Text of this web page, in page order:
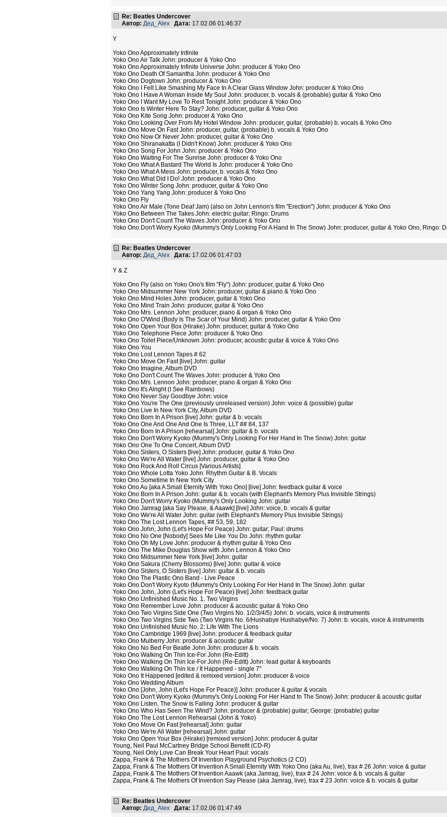
Re: Beatles Undercover
Автор: Дед_Alex Дата: 17.02.06 01:46:37
Y
Yoko Ono Approximately Infinite
Yoko Ono Air Talk John: producer & Yoko Ono
Yoko Ono Approximately Infinite Universe John: producer & Yoko Ono
Yoko Ono Death Of Samantha John: producer & Yoko Ono
Yoko Ono Dogtown John: producer & Yoko Ono
Yoko Ono I Felt Like Smashing My Face In A Clear Glass Window John: producer & Yoko Ono
Yoko Ono I Have A Woman Inside My Soul John: producer, b. vocals & (probable) guitar & Yoko Ono
Yoko Ono I Want My Love To Rest Tonight John: producer & Yoko Ono
Yoko Ono Is Winter Here To Stay? John: producer, guitar & Yoko Ono
Yoko Ono Kite Song John: producer & Yoko Ono
Yoko Ono Looking Over From My Hotel Window John: producer, guitar, (probable) b. vocals & Yoko Ono
Yoko Ono Move On Fast John: producer, guitar, (probable) b. vocals & Yoko Ono
Yoko Ono Now Or Never John: producer, guitar & Yoko Ono
Yoko Ono Shiranakatta (I Didn't Know) John: producer & Yoko Ono
Yoko Ono Song For John John: producer & Yoko Ono
Yoko Ono Waiting For The Sunrise John: producer & Yoko Ono
Yoko Ono What A Bastard The World Is John: producer & Yoko Ono
Yoko Ono What A Mess John: producer, b. vocals & Yoko Ono
Yoko Ono What Did I Do! John: producer & Yoko Ono
Yoko Ono Winter Song John: producer, guitar & Yoko Ono
Yoko Ono Yang Yang John: producer & Yoko Ono
Yoko Ono Fly
Yoko Ono Air Male (Tone Deaf Jam) (also on John Lennon's film "Erection") John: producer & Yoko Ono
Yoko Ono Between The Takes John: electric guitar; Ringo: Drums
Yoko Ono Don't Count The Waves John: producer & Yoko Ono
Yoko Ono Don't Worry Kyoko (Mummy's Only Looking For A Hand In The Snow) John: producer, guitar & Yoko Ono, Ringo:
Re: Beatles Undercover
Автор: Дед_Alex Дата: 17.02.06 01:47:03
Y & Z
Yoko Ono Fly (also on Yoko Ono's film "Fly") John: producer, guitar & Yoko Ono
Yoko Ono Midsummer New York John: producer, guitar & piano & Yoko Ono
Yoko Ono Mind Holes John: producer, guitar & Yoko Ono
Yoko Ono Mind Train John: producer, guitar & Yoko Ono
Yoko Ono Mrs. Lennon John: producer, piano & organ & Yoko Ono
Yoko Ono O'Wind (Body Is The Scar of Your Mind) John: producer, guitar & Yoko Ono
Yoko Ono Open Your Box (Hirake) John: producer, guitar & Yoko Ono
Yoko Ono Telephone Piece John: producer & Yoko Ono
Yoko Ono Toilet Piece/Unknown John: producer, acoustic guitar & voice & Yoko Ono
Yoko Ono You
Yoko Ono Lost Lennon Tapes # 62
Yoko Ono Move On Fast [live] John: guitar
Yoko Ono Imagine, Album DVD
Yoko Ono Don't Count The Waves John: producer & Yoko Ono
Yoko Ono Mrs. Lennon John: producer, piano & organ & Yoko Ono
Yoko Ono It's Alright (I See Rainbows)
Yoko Ono Never Say Goodbye John: voice
Yoko Ono You're The One (previously unreleased version) John: voice & (possible) guitar
Yoko Ono Live In New York City, Album DVD
Yoko Ono Born In A Prison [live] John: guitar & b. vocals
Yoko Ono One And One And One Is Three, LLT ## 84, 137
Yoko Ono Born In A Prison [rehearsal] John: guitar & b. vocals
Yoko Ono Don't Worry Kyoko (Mummy's Only Looking For Her Hand In The Snow) John: guitar
Yoko Ono One To One Concert, Album DVD
Yoko Ono Sisters, О Sisters [live] John: producer, guitar & Yoko Ono
Yoko Ono We're All Water [live] John: producer, guitar & Yoko Ono
Yoko Ono Rock And Roll Circus [Various Artists]
Yoko Ono Whole Lotta Yoko John: Rhythm Guitar & B. Vocals
Yoko Ono Sometime In New York City
Yoko Ono Au [aka A Small Eternity With Yoko Ono] [live] John: feedback guitar & voice
Yoko Ono Born In A Prison John: guitar & b. vocals (with Elephant's Memory Plus Invisible Strings)
Yoko Ono Don't Worry Kyoko (Mummy's Only Looking John: guitar
Yoko Ono Jamrag [aka Say Please, & Aaawk] [live] John: voice, b. vocals & guitar
Yoko Ono We're All Water John: guitar (with Elephant's Memory Plus Invisible Strings)
Yoko Ono The Lost Lennon Tapes, ## 53, 59, 182
Yoko Ono John, John (Let's Hope For Peace) John: guitar; Paul: drums
Yoko Ono No One [Nobody] Sees Me Like You Do John: rhythm guitar
Yoko Ono Oh My Love John: producer & rhythm guitar & Yoko Ono
Yoko Ono The Mike Douglas Show with John Lennon & Yoko Ono
Yoko Ono Midsummer New York [live] John: guitar
Yoko Ono Sakura (Cherry Blossoms) [live] John: guitar & voice
Yoko Ono Sisters, О Sisters [live] John: guitar & b. vocals
Yoko Ono The Plastic Ono Band - Live Peace
Yoko Ono Don't Worry Kyoto (Mummy's Only Looking For Her Hand In The Snow) John: guitar
Yoko Ono John, John (Let's Hope For Peace) [live] John: feedback guitar
Yoko Ono Unfinished Music No. 1. Two Virgins
Yoko Ono Remember Love John: producer & acoustic guitar & Yoko Ono
Yoko Ono Two Virgins Side One (Two Virgins No. 1/2/3/4/5) John: b. vocals, voice & instruments
Yoko Ono Two Virgins Side Two (Two Virgins No. 6/Hushabye Hushabye/No. 7) John: b. vocals, voice & instruments
Yoko Ono Unfinished Music No. 2: Life With The Lions
Yoko Ono Cambridge 1969 [live] John: producer & feedback guitar
Yoko Ono Mulberry John: producer & acoustic guitar
Yoko Ono No Bed For Beatle John John: producer & b. vocals
Yoko Ono Walking On Thin Ice-For John (Re-Editt)
Yoko Ono Walking On Thin Ice-For John (Re-Editt) John: lead guitar & keyboards
Yoko Ono Walking On Thin Ice / It Happened - single 7''
Yoko Ono It Happened [edited & remixed version] John: producer & voice
Yoko Ono Wedding Album
Yoko Ono [John, John (Let's Hope For Peace)] John: producer & guitar & vocals
Yoko Ono Don't Worry Kyoko (Mummy's Only Looking For Her Hand tn The Snow) John: producer & acoustic guitar
Yoko Ono Listen, The Snow Is Falling John: producer & guitar
Yoko Ono Who Has Seen The Wind? John: producer & (probable) guitar; George: (probable) guitar
Yoko Ono The Lost Lennon Rehearsal (John & Yoko)
Yoko Ono Move On Fast [rehearsal] John: guitar
Yoko Ono We're All Water [rehearsal] John: guitar
Yoko Ono Open Your Box (Hirake) [remixed version] John: producer & guitar
Young, Neil Paul McCartney Bridge School Benefit (CD-R)
Young, Neil Only Love Can Break Your Heart Paul: vocals
Zappa, Frank & The Mothers Of Invention Playground Psychotics (2 CD)
Zappa, Frank & The Mothers Of Invention A Small Eternity With Yoko Ono (aka Au, live), trax # 26 John: voice & guitar
Zappa, Frank & The Mothers Of Invention Aaawk (aka Jamrag, live), trax # 24 John: voice & b. vocals & guitar
Zappa, Frank & The Mothers Of Invention Say Please (aka Jamrag, live), trax # 23 John: voice & b. vocals & guitar
Re: Beatles Undercover
Автор: Дед_Alex Дата: 17.02.06 01:47:49